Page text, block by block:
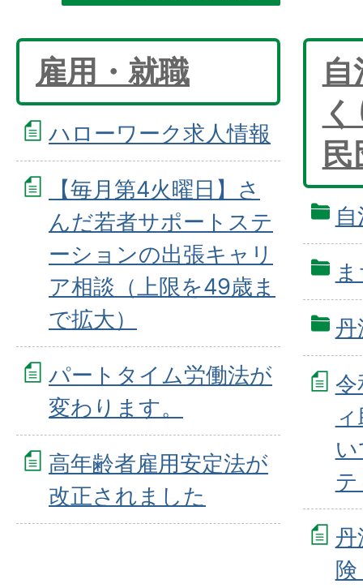
雇用・就職
ハローワーク求人情報
【毎月第4火曜日】さ
んだ若者サポートステ
ーションの出張キャリ
ア相談（上限を49歳ま
で拡大）
パートタイム労働法が
変わります。
高年齢者雇用安定法が
改正されました